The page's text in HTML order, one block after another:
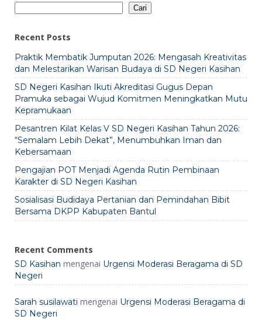
Cari
Recent Posts
Praktik Membatik Jumputan 2026: Mengasah Kreativitas
dan Melestarikan Warisan Budaya di SD Negeri Kasihan
SD Negeri Kasihan Ikuti Akreditasi Gugus Depan
Pramuka sebagai Wujud Komitmen Meningkatkan Mutu
Kepramukaan
Pesantren Kilat Kelas V SD Negeri Kasihan Tahun 2026:
“Semalam Lebih Dekat”, Menumbuhkan Iman dan
Kebersamaan
Pengajian POT Menjadi Agenda Rutin Pembinaan
Karakter di SD Negeri Kasihan
Sosialisasi Budidaya Pertanian dan Pemindahan Bibit
Bersama DKPP Kabupaten Bantul
Recent Comments
SD Kasihan mengenai Urgensi Moderasi Beragama di SD
Negeri
Sarah susilawati mengenai Urgensi Moderasi Beragama di
SD Negeri